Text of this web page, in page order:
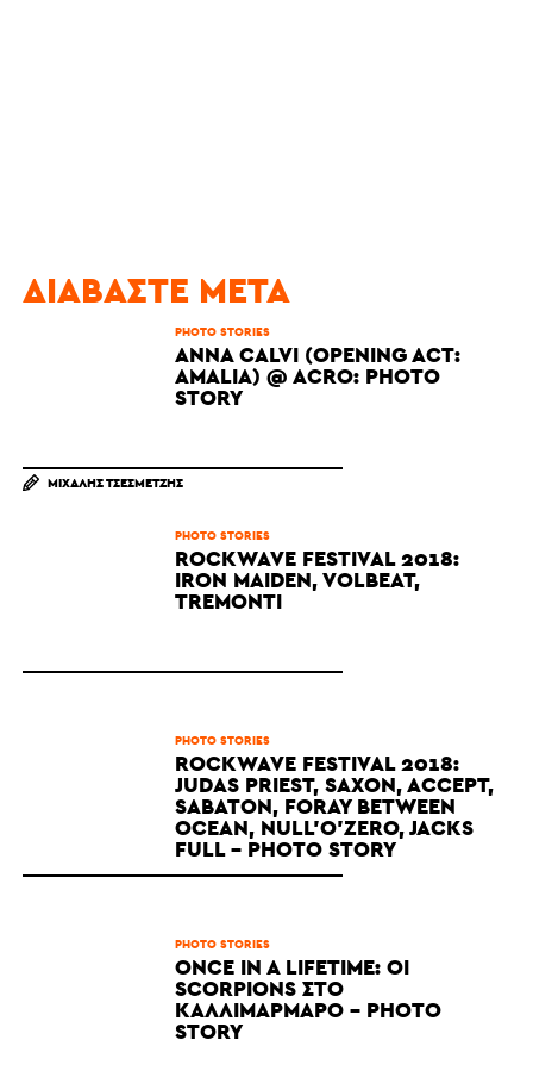
ΔΙΑΒΆΣΤΕ ΜΕΤΆ
PHOTO STORIES
ANNA CALVI (OPENING ACT:
AMALIA) @ ACRO: PHOTO
STORY
ΜΙΧΆΛΗΣ ΤΣΕΣΜΕΤΖΉΣ
PHOTO STORIES
ROCKWAVE FESTIVAL 2018:
IRON MAIDEN, VOLBEAT,
TREMONTI
PHOTO STORIES
ROCKWAVE FESTIVAL 2018:
JUDAS PRIEST, SAXON, ACCEPT,
SABATON, FORAY BETWEEN
OCEAN, NULL'O'ZERO, JACKS
FULL - PHOTO STORY
PHOTO STORIES
ONCE IN A LIFETIME: ΟΙ
SCORPIONS ΣΤΟ
ΚΑΛΛΙΜΆΡΜΑΡΟ - PHOTO
STORY